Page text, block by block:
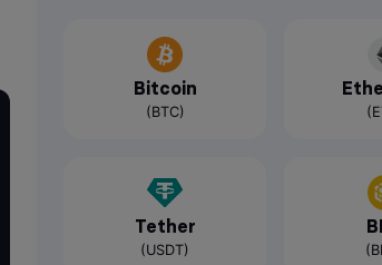
Bitcoin
(BTC)
Tether
(USDT)